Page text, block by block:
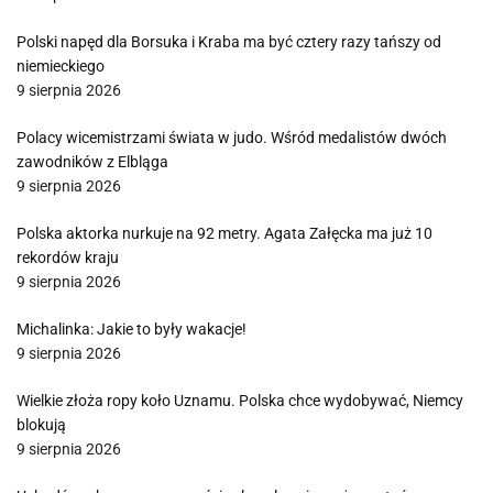
Polski napęd dla Borsuka i Kraba ma być cztery razy tańszy od
niemieckiego
9 sierpnia 2026
Polacy wicemistrzami świata w judo. Wśród medalistów dwóch
zawodników z Elbląga
9 sierpnia 2026
Polska aktorka nurkuje na 92 metry. Agata Załęcka ma już 10
rekordów kraju
9 sierpnia 2026
Michalinka: Jakie to były wakacje!
9 sierpnia 2026
Wielkie złoża ropy koło Uznamu. Polska chce wydobywać, Niemcy
blokują
9 sierpnia 2026